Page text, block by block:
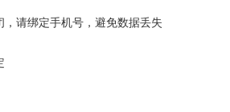
请绑定手机号，避免数据丢失